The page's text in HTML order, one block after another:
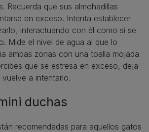
Recuerda que sus almohadillas
en exceso. Intenta establecer
interactuando con él como si se
Mide el nivel de agua al que lo
ambas zonas con una toalla mojada
que se estresa en exceso, deja
a intentarlo.
duchas
recomendadas para aquellos gatos